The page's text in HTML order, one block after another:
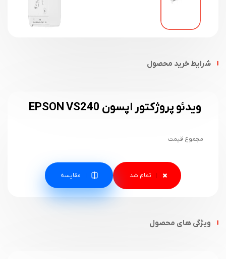
شرایط خرید محصول
ویدئو پروژکتور اپسون EPSON VS240
مجموع قیمت
مقایسه
ویژگی های محصول